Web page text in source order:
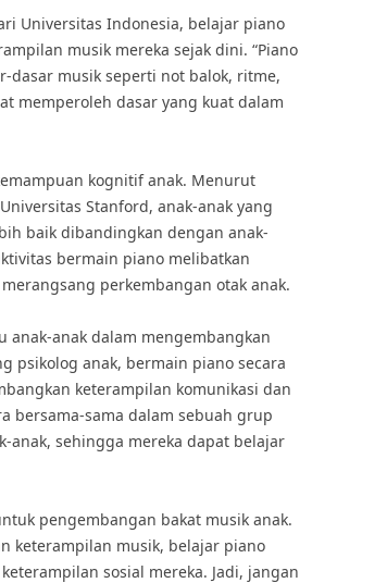
Universitas Indonesia, belajar piano
musik mereka sejak dini. “Piano
dasar musik seperti not balok, ritme,
memperoleh dasar yang kuat dalam
kognitif anak. Menurut
Stanford, anak-anak yang
baik dibandingkan dengan anak-
bermain piano melibatkan
perkembangan otak anak.
anak dalam mengembangkan
psikolog anak, bermain piano secara
keterampilan komunikasi dan
bersama-sama dalam sebuah grup
anak, sehingga mereka dapat belajar
pengembangan bakat musik anak.
keterampilan musik, belajar piano
sosial mereka. Jadi, jangan